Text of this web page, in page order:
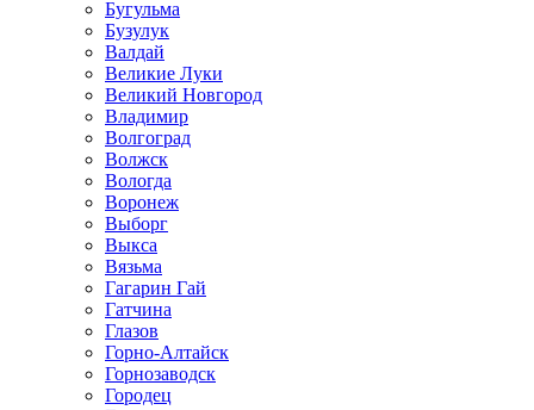
Бугульма
Бузулук
Валдай
Великие Луки
Великий Новгород
Владимир
Волгоград
Волжск
Вологда
Воронеж
Выборг
Выкса
Вязьма
Гагарин Гай
Гатчина
Глазов
Горно-Алтайск
Горнозаводск
Городец